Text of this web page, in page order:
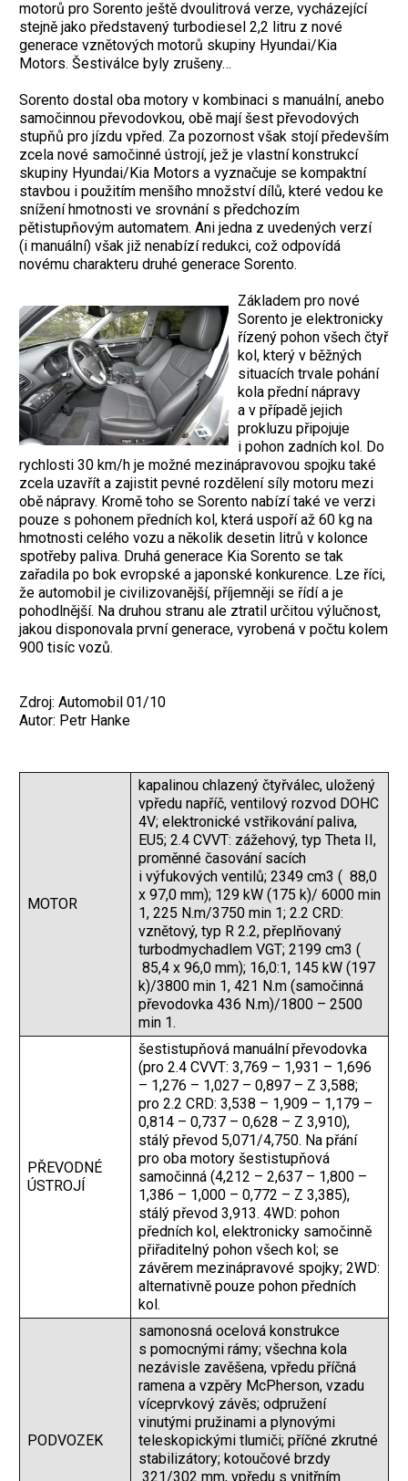
motorů pro Sorento ještě dvoulitrová verze, vycházející
stejně jako představený turbodiesel 2,2 litru z nové
generace vznětových motorů skupiny Hyundai/Kia
Motors. Šestiválce byly zrušeny…
Sorento dostal oba motory v kombinaci s manuální, anebo
samočinnou převodovkou, obě mají šest převodových
stupňů pro jízdu vpřed. Za pozornost však stojí především
zcela nové samočinné ústrojí, jež je vlastní konstrukcí
skupiny Hyundai/Kia Motors a vyznačuje se kompaktní
stavbou i použitím menšího množství dílů, které vedou ke
snížení hmotnosti ve srovnání s předchozím
pětistupňovým automatem. Ani jedna z uvedených verzí
(i manuální) však již nenabízí redukci, což odpovídá
novému charakteru druhé generace Sorento.
Základem pro nové
Sorento je elektronicky
řízený pohon všech čtyř
kol, který v běžných
situacích trvale pohání
kola přední nápravy
a v případě jejich
prokluzu připojuje
i pohon zadních kol. Do
rychlosti 30 km/h je možné mezinápravovou spojku také
zcela uzavřít a zajistit pevné rozdělení síly motoru mezi
obě nápravy. Kromě toho se Sorento nabízí také ve verzi
pouze s pohonem předních kol, která uspoří až 60 kg na
hmotnosti celého vozu a několik desetin litrů v kolonce
spotřeby paliva. Druhá generace Kia Sorento se tak
zařadila po bok evropské a japonské konkurence. Lze říci,
že automobil je civilizovanější, příjemněji se řídí a je
pohodlnější. Na druhou stranu ale ztratil určitou výlučnost,
jakou disponovala první generace, vyrobená v počtu kolem
900 tisíc vozů.
Zdroj: Automobil 01/10
Autor: Petr Hanke
MOTOR
kapalinou chlazený čtyřválec, uložený
vpředu napříč, ventilový rozvod DOHC
4V; elektronické vstřikování paliva,
EU5; 2.4 CVVT: zážehový, typ Theta II,
proměnné časování sacích
i výfukových ventilů; 2349 cm3 ( 88,0
x 97,0 mm); 129 kW (175 k)/ 6000 min
1, 225 N.m/3750 min 1; 2.2 CRD:
vznětový, typ R 2.2, přeplňovaný
turbodmychadlem VGT; 2199 cm3 (
85,4 x 96,0 mm); 16,0:1, 145 kW (197
k)/3800 min 1, 421 N.m (samočinná
převodovka 436 N.m)/1800 – 2500
min 1.
PŘEVODNÉ
ÚSTROJÍ
šestistupňová manuální převodovka
(pro 2.4 CVVT: 3,769 – 1,931 – 1,696
– 1,276 – 1,027 – 0,897 – Z 3,588;
pro 2.2 CRD: 3,538 – 1,909 – 1,179 –
0,814 – 0,737 – 0,628 – Z 3,910),
stálý převod 5,071/4,750. Na přání
pro oba motory šestistupňová
samočinná (4,212 – 2,637 – 1,800 –
1,386 – 1,000 – 0,772 – Z 3,385),
stálý převod 3,913. 4WD: pohon
předních kol, elektronicky samočinně
přiřaditelný pohon všech kol; se
závěrem mezinápravové spojky; 2WD:
alternativně pouze pohon předních
kol.
PODVOZEK
samonosná ocelová konstrukce
s pomocnými rámy; všechna kola
nezávisle zavěšena, vpředu příčná
ramena a vzpěry McPherson, vzadu
víceprvkový závěs; odpružení
vinutými pružinami a plynovými
teleskopickými tlumiči; příčné zkrutné
stabilizátory; kotoučové brzdy
321/302 mm, vpředu s vnitřním